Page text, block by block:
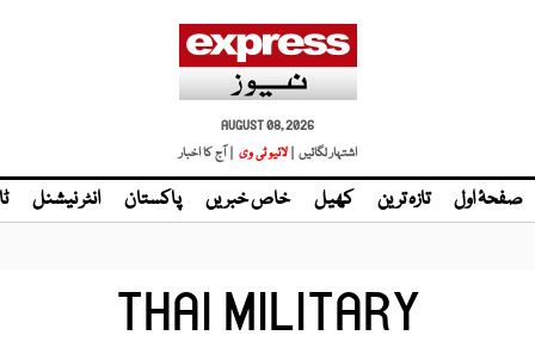
AUGUST 08, 2026
اشتہار لگائیں | لائیو ٹی وی | آج کا اخبار
صفحۂ اول تازہ ترین کھیل خاص خبریں پاکستان انٹر نیشنل
THAI MILITARY